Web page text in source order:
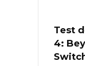
Test
4: